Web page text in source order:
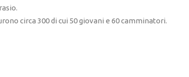
circa 300 di cui 50 giovani e 60 camminatori.